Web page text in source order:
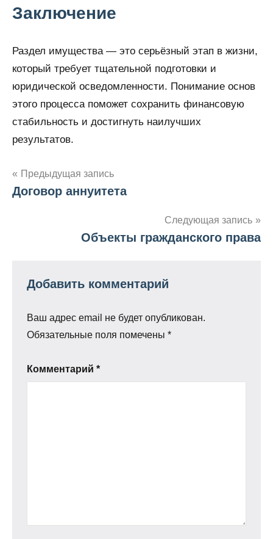
Заключение
Раздел имущества — это серьёзный этап в жизни,
который требует тщательной подготовки и
юридической осведомленности. Понимание основ
этого процесса поможет сохранить финансовую
стабильность и достигнуть наилучших
результатов.
Навигация
по
Предыдущая запись
Договор аннуитета
Следующая запись
Объекты гражданского права
Добавить комментарий
Ваш адрес email не будет опубликован.
Обязательные поля помечены *
Комментарий *